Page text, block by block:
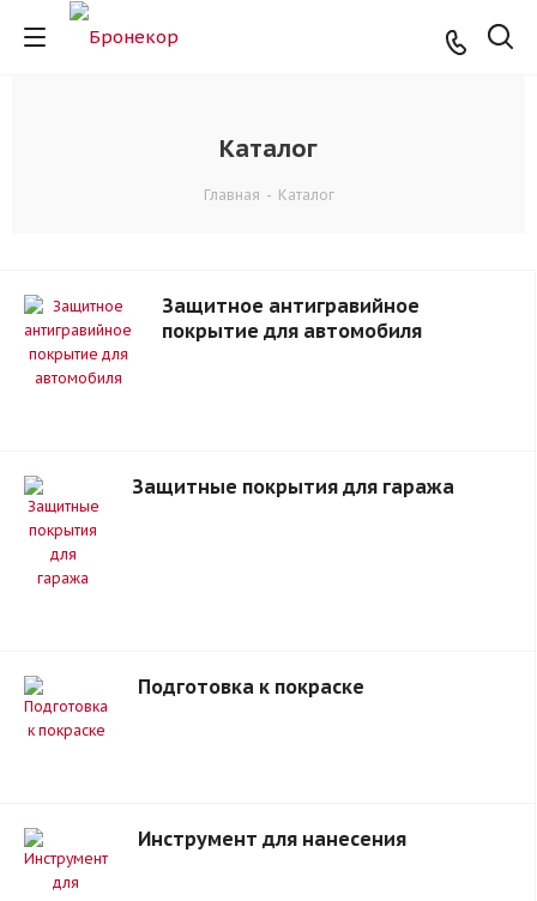
Каталог
Главная - Каталог
Защитное антигравийное
покрытие для автомобиля
Защитные покрытия для гаража
Подготовка к покраске
Инструмент для нанесения